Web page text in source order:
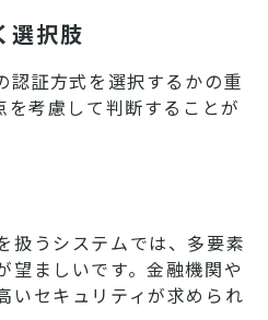
選択肢
認証方式を選択するかの重
を考慮して判断することが
扱うシステムでは、多要素
望ましいです。金融機関や
いセキュリティが求められ